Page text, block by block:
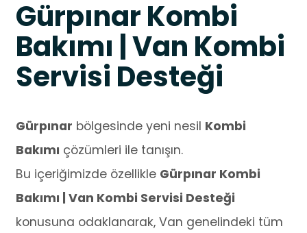
Gürpınar Kombi
Bakımı | Van Kombi
Servisi Desteği
Gürpınar bölgesinde yeni nesil Kombi
Bakımı çözümleri ile tanışın.
Bu içeriğimizde özellikle Gürpınar Kombi
Bakımı | Van Kombi Servisi Desteği
konusuna odaklanarak, Van genelindeki tüm